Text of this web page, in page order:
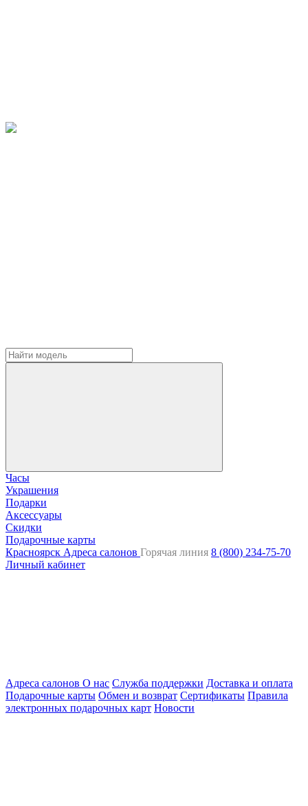
Часы
Украшения
Подарки
Аксессуары
Скидки
Подарочные карты
Красноярск Адреса салонов Горячая линия 8 (800) 234-75-70
Личный кабинет
Адреса салонов О нас Служба поддержки Доставка и оплата
Подарочные карты Обмен и возврат Сертификаты Правила
электронных подарочных карт Новости